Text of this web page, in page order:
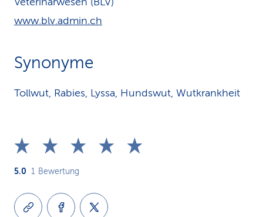
www.blv.admin.ch
Synonyme
Tollwut, Rabies, Lyssa, Hundswut, Wutkrankheit
5.0 1 Bewertung